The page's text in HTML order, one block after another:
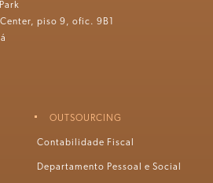
piso 9, ofic. 9B1
OUTSOURCING
Contabilidade Fiscal
Departamento Pessoal e Social